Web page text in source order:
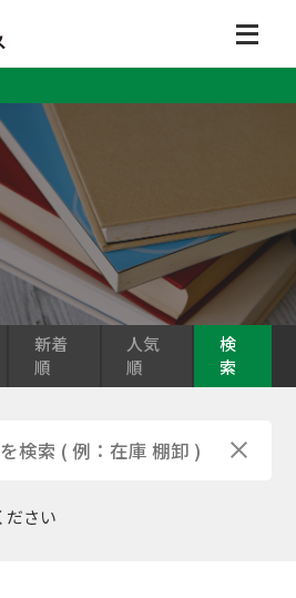
新着
順
人気
順
検
索
ださい